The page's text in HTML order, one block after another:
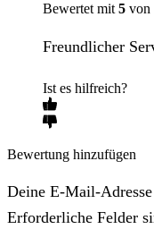
Bewertet mit5 von
Freundlicher
Ist es hilfreich?
Bewertung hinzufügen
Deine E-Mail-
Erforderliche Felder